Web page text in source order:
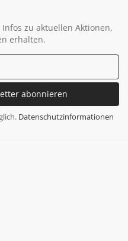
zu diesem
zu beantworten oder
Sie sich bitte mit